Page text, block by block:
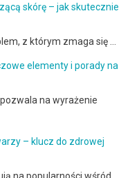
skórę – jak skutecznie
z którym zmaga się …
elementy i porady na
na wyrażenie
– klucz do zdrowej
na popularności wśród